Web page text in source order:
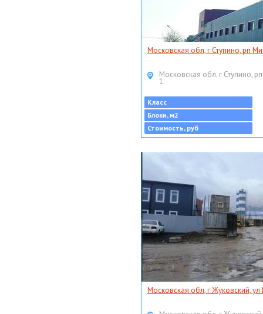
Московская обл, г Ступино, рп
Московская обл, г Ступино,
1
Класс
Блоки, м2
Стоимость, руб
Московская обл, г Жуковский,